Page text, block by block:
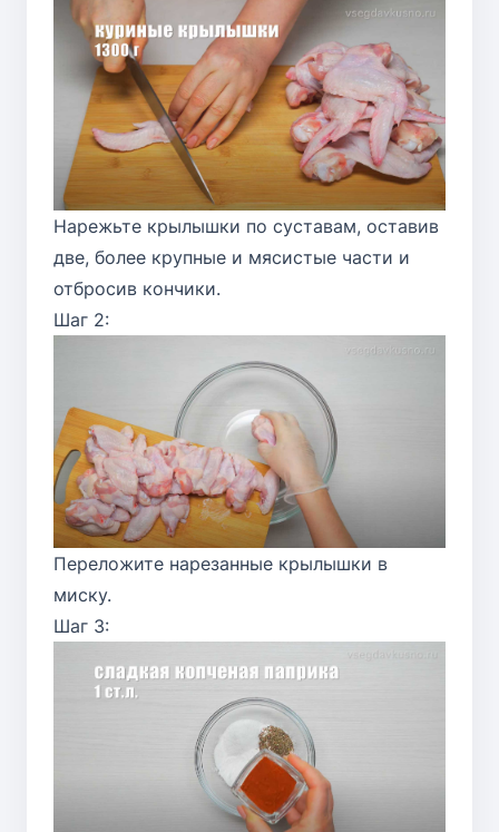
Нарежьте крылышки по суставам, оставив
две, более крупные и мясистые части и
отбросив кончики.
Шаг 2:
Переложите нарезанные крылышки в
миску.
Шаг 3: